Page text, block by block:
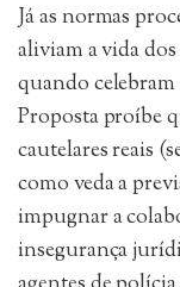
Já as normas
aliviam a vida
quando
Proposta proíbe
cautelares reais
como veda a
impugnar a
insegurança